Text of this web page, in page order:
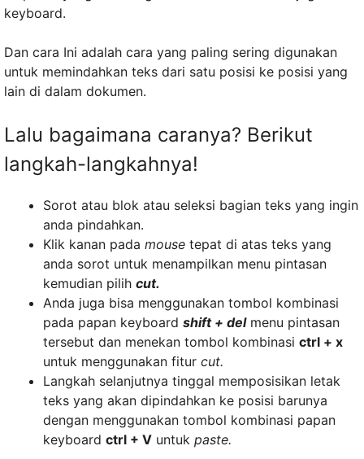
keyboard.
Dan cara Ini adalah cara yang paling sering digunakan
untuk memindahkan teks dari satu posisi ke posisi yang
lain di dalam dokumen.
Lalu bagaimana caranya? Berikut
langkah-langkahnya!
Sorot atau blok atau seleksi bagian teks yang ingin
anda pindahkan.
Klik kanan pada mouse tepat di atas teks yang
anda sorot untuk menampilkan menu pintasan
kemudian pilih cut.
Anda juga bisa menggunakan tombol kombinasi
pada papan keyboard shift + del menu pintasan
tersebut dan menekan tombol kombinasi ctrl + x
untuk menggunakan fitur cut.
Langkah selanjutnya tinggal memposisikan letak
teks yang akan dipindahkan ke posisi barunya
dengan menggunakan tombol kombinasi papan
keyboard ctrl + V untuk paste.